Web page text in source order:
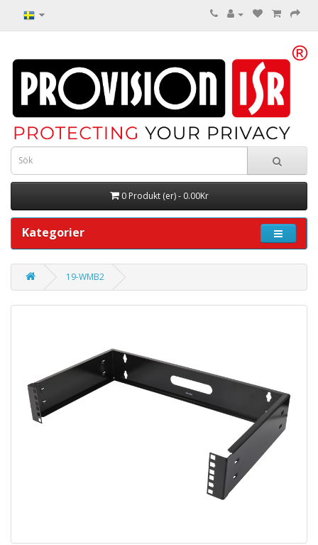
0 Produkt (er) - 0.00Kr
Kategorier
19-WMB2